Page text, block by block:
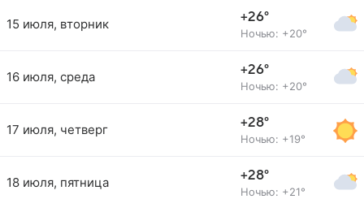
15 июля, вторник +26°
Ночью: +20°
16 июля, среда +26°
Ночью: +20°
17 июля, четверг +28°
Ночью: +19°
18 июля, пятница +28°
Ночью: +21°